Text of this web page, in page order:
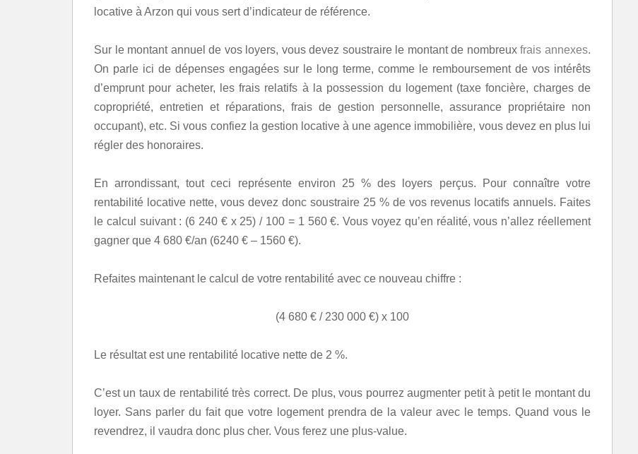
locative à Arzon qui vous sert d’indicateur de référence.
Sur le montant annuel de vos loyers, vous devez soustraire le montant de nombreuxfrais annexes.
On parle ici de dépenses engagées sur le long terme, comme le remboursement de vos intérêts
d’emprunt pour acheter, les frais relatifs à la possession du logement (taxe foncière, charges de
copropriété, entretien et réparations, frais de gestion personnelle, assurance propriétaire non
occupant), etc. Si vous confiez la gestion locative à une agence immobilière, vous devez en plus lui
régler des honoraires.
En arrondissant, tout ceci représente environ 25 % des loyers perçus. Pour connaître votre
rentabilité locative nette, vous devez donc soustraire 25 % de vos revenus locatifs annuels. Faites
le calcul suivant : (6 240 € x 25) / 100 = 1 560 €. Vous voyez qu’en réalité, vous n’allez réellement
gagner que 4 680 €/an (6240 € – 1560 €).
Refaites maintenant le calcul de votre rentabilité avec ce nouveau chiffre :
(4 680 € / 230 000 €) x 100
Le résultat est une rentabilité locative nette de 2 %.
C’est un taux de rentabilité très correct. De plus, vous pourrez augmenter petit à petit le montant du
loyer. Sans parler du fait que votre logement prendra de la valeur avec le temps. Quand vous le
revendrez, il vaudra donc plus cher. Vous ferez une plus-value.